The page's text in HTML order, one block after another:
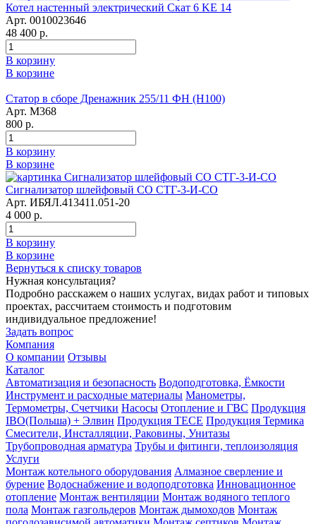
Котел настенный электрический Скат 6 KE 14
Арт. 0010023646
48 400 р.
В корзину
В корзине
Статор в сборе Дренажник 255/11 ФН (Н100)
Арт. М368
800 р.
В корзину
В корзине
Сигнализатор шлейфовый СО СТГ-3-И-СО
Арт. ИБЯЛ.413411.051-20
4 000 р.
В корзину
В корзине
Вернуться к списку товаров
Нужная консультация?
Подробно расскажем о наших услугах, видах работ и типовых
проектах, рассчитаем стоимость и подготовим
индивидуальное предложение!
Задать вопрос
Компания
О компании Отзывы
Каталог
Автоматизация и безопасность Водоподготовка, Ёмкости
Инструмент и расходные материалы Манометры,
Термометры, Счетчики Насосы Отопление и ГВС Продукция
IBO(Польша) + Элвин Продукция TECE Продукция Термика
Смесители, Инсталляции, Раковины, Унитазы
Трубопроводная арматура Трубы и фитинги, теплоизоляция
Услуги
Монтаж котельного оборудования Алмазное сверление и
бурение Водоснабжение и водоподготовка Инновационное
отопление Монтаж вентиляции Монтаж водяного теплого
пола Монтаж газгольдеров Монтаж дымоходов Монтаж